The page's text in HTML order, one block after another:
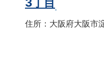
住所：大阪府大阪市